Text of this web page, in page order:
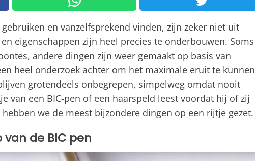
en vanzelfsprekend vinden, zijn zeker niet uit
eigenschappen zijn heel precies te onderbouwen. Soms
andere dingen zijn weer gemaakt op basis van
heel onderzoek achter om het maximale eruit te kunnen
grotendeels onbegrepen, simpelweg omdat nooit
van een BIC-pen of een haarspeld leest voordat hij of zij
we de meest bijzondere dingen op een rijtje gezet.
de BIC pen